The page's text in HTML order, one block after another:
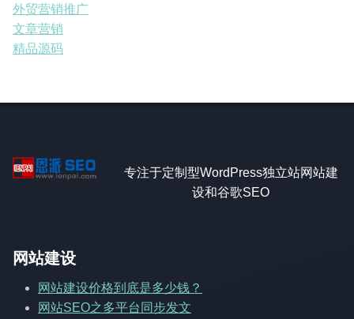
外贸营销推广
文章营销
精品源码
专注于定制型WordPress独立站网站建
设和谷歌SEO
网站建设
网站建设价格到底是多少钱？
网站SEO之多平台同步发文